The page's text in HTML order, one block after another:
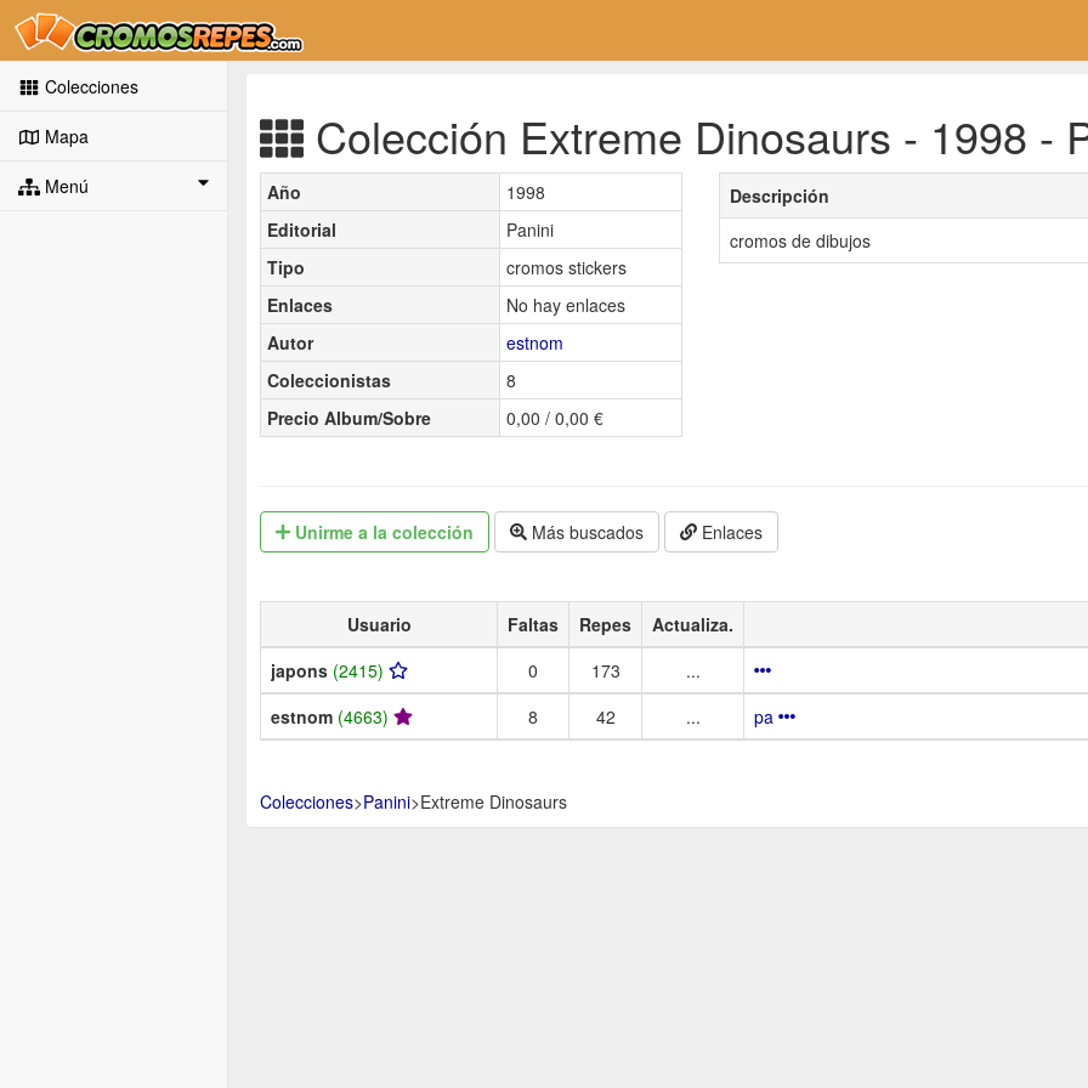
Colecciones
Mapa
Menú
Colección Extreme Dinosaurs - 1998 -
Año
1998
Editorial
Panini
Tipo
cromos stickers
Enlaces
No hay enlaces
Autor
estnom
Coleccionistas
8
Precio Album/Sobre
0,00 / 0,00 €
Descripción
cromos de dibujos
Unirme a la colección Más buscados Enlaces
Usuario Faltas Repes Actualiza.
japons (2415) 0 173
...
estnom (4663) 8 42 ... pa
Colecciones>Panini>Extreme Dinosaurs